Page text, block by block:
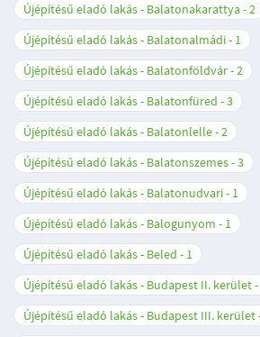
Újépítésű eladó lakás - Balatonakarattya 2
Újépítésű eladó lakás - Balatonalmádi
1
Újépítésű eladó lakás - Balatonföldvár 2
Újépítésű eladó lakás - Balatonfüred
3
Újépítésű eladó lakás - Balatonlelle 2
Újépítésű eladó lakás - Balatonszemes 3
Újépítésű eladó lakás - Balatonudvari
1
Újépítésű eladó lakás - Balogunyom
1
Újépítésű eladó lakás - Beled
1
Újépítésű eladó lakás - Budapest II. kerület
Újépítésű eladó lakás - Budapest III. kerület